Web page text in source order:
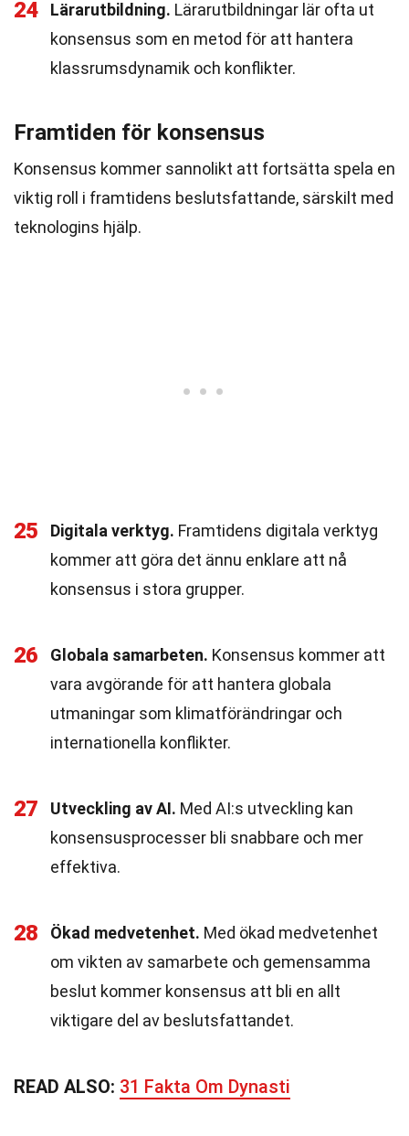
24 Lärarutbildning. Lärarutbildningar lär ofta ut
konsensus som en metod för att hantera
klassrumsdynamik och konflikter.
Framtiden för konsensus
Konsensus kommer sannolikt att fortsätta spela en
viktig roll i framtidens beslutsfattande, särskilt med
teknologins hjälp.
25 Digitala verktyg. Framtidens digitala verktyg
kommer att göra det ännu enklare att nå
konsensus i stora grupper.
26 Globala samarbeten. Konsensus kommer att
vara avgörande för att hantera globala
utmaningar som klimatförändringar och
internationella konflikter.
27 Utveckling av AI. Med AI:s utveckling kan
konsensusprocesser bli snabbare och mer
effektiva.
28 Ökad medvetenhet. Med ökad medvetenhet
om vikten av samarbete och gemensamma
beslut kommer konsensus att bli en allt
viktigare del av beslutsfattandet.
READ ALSO: 31 Fakta Om Dynasti